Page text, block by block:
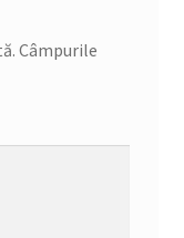
Câmpurile